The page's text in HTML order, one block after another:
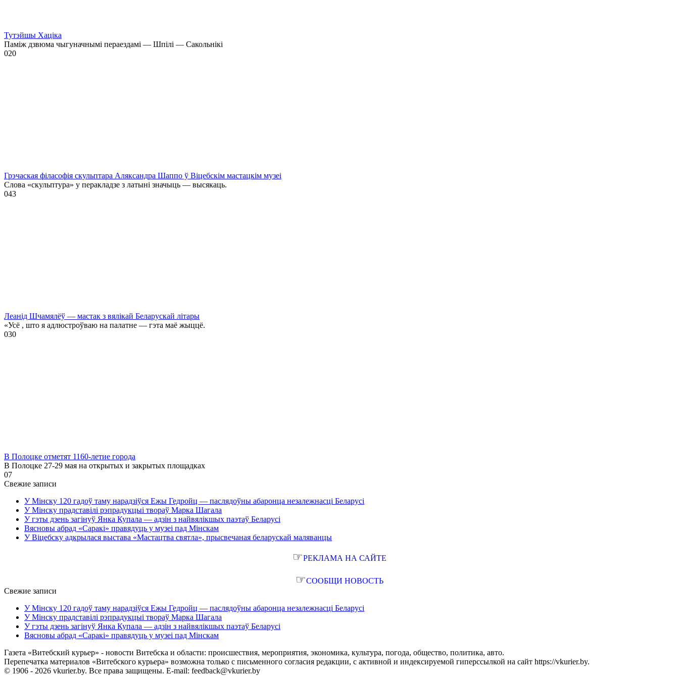
Тутэйшы Хаціка
Паміж дзвюма чыгуначнымі пераездамі — Шпілі — Сакольнікі
020
Грэчаская філасофія скульптара Аляксандра Шаппо ў Віцебскім мастацкім музеі
Слова «скульптура» у перакладзе з латыні значыць — высякаць.
043
Леанід Шчамялёў — мастак з вялікай Беларускай літары
«Усё , што я адлюстроўваю на палатне — гэта маё жыццё.
030
В Полоцке отметят 1160-летие города
В Полоцке 27-29 мая на открытых и закрытых площадках
07
Свежие записи
У Мінску 120 гадоў таму нарадзіўся Ежы Гедройц — паслядоўны абаронца незалежнасці Беларусі
У Мінску прадставілі рэпрадукцыі твораў Марка Шагала
У гэты дзень загінуў Янка Купала — адзін з найвялікшых паэтаў Беларусі
Вясновы абрад «Саракі» правядуць у музеі пад Мінскам
У Віцебску адкрылася выстава «Мастацтва святла», прысвечаная беларускай маляванцы
☞РЕКЛАМА НА САЙТЕ
☞СООБЩИ НОВОСТЬ
Свежие записи
У Мінску 120 гадоў таму нарадзіўся Ежы Гедройц — паслядоўны абаронца незалежнасці Беларусі
У Мінску прадставілі рэпрадукцыі твораў Марка Шагала
У гэты дзень загінуў Янка Купала — адзін з найвялікшых паэтаў Беларусі
Вясновы абрад «Саракі» правядуць у музеі пад Мінскам
Газета «Витебский курьер» - новости Витебска и области: происшествия, мероприятия, экономика, культура, погода, общество, политика, авто.
Перепечатка материалов «Витебского курьера» возможна только с письменного согласия редакции, с активной и индексируемой гиперссылкой на сайт https://vkurier.by.
© 1906 - 2026 vkurier.by. Все права защищены. E-mail: feedback@vkurier.by